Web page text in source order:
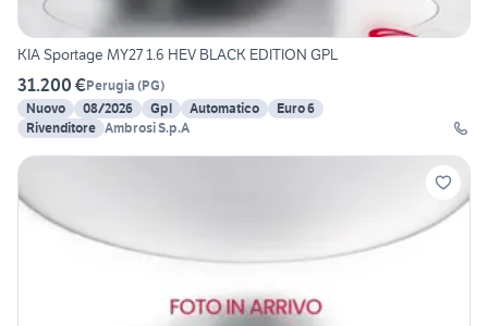
KIA Sportage MY27 1.6 HEV BLACK EDITION GPL
31.200 €Perugia (PG)
Nuovo
08/2026 Gpl Automatico
Euro 6
Rivenditore Ambrosi S.p.A